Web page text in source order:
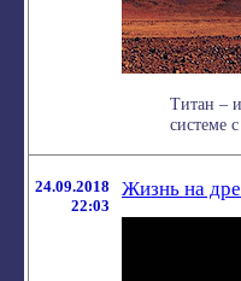
Титан –
системе
24.09.2018
22:03
Жизнь на